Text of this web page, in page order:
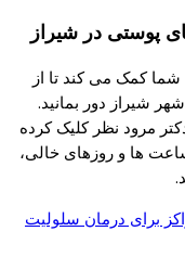
پوستی در شیراز
کمک می کند تا از
شیراز دور بمانید.
مرود نظر کلیک کرده
ها و روزهای خالی،
برای درمان سلولیت